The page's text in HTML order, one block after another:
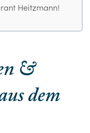
Heitzmann!
&
dem